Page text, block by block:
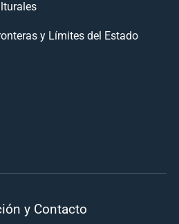
y Límites del Estado
y Contacto